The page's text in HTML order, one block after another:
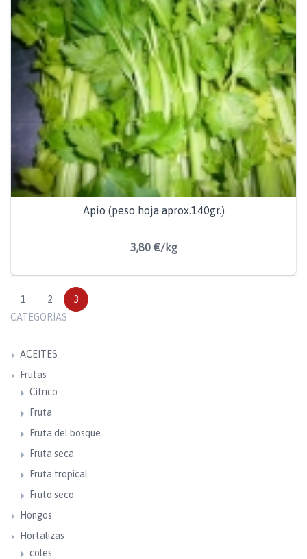
Apio (peso hoja aprox.140gr.)
3,80 €/kg
1 2
3
CATEGORÍAS
ACEITES
Frutas
Cítrico
Fruta
Fruta del bosque
Fruta seca
Fruta tropical
Fruto seco
Hongos
Hortalizas
coles